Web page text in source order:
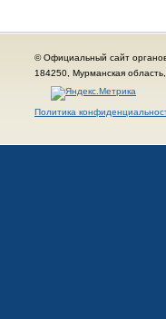
© Официальный сайт
184250, Мурманская
Политика